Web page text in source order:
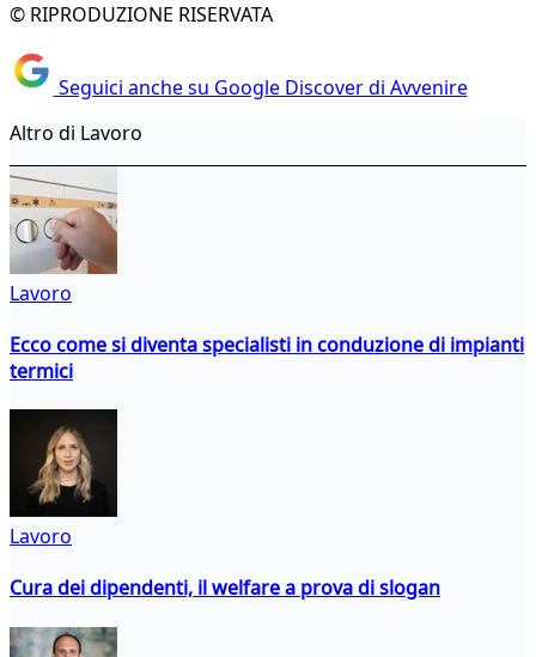
© RIPRODUZIONE RISERVATA
Seguici anche su Google Discover di Avvenire
Altro di Lavoro
Lavoro
Ecco come si diventa specialisti in conduzione di impianti
termici
Lavoro
Cura dei dipendenti, il welfare a prova di slogan